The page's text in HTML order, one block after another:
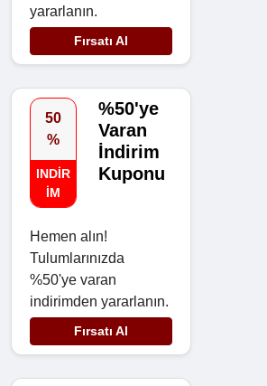
yararlanın.
Fırsatı Al
50
%
INDIR
IM
%50'ye
Varan
İndirim
Kuponu
Hemen alın!
Tulumlarınızda
%50'ye varan
indirimden yararlanın.
Fırsatı Al